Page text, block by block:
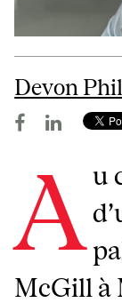
Devon
A u
McGill à